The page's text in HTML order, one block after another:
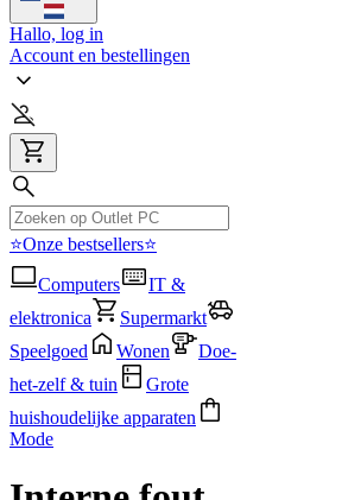
Hallo, log in
Account en bestellingen
⭐Onze bestsellers⭐
Computers
IT &
elektronica
Supermarkt
Speelgoed
Wonen
Doe-
het-zelf & tuin
Grote
huishoudelijke apparaten
Mode